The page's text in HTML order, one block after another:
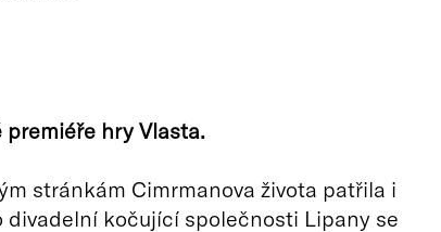
hry Vlasta.
stránkám Cimrmanova života patřila i
divadelní kočující společnosti Lipany se